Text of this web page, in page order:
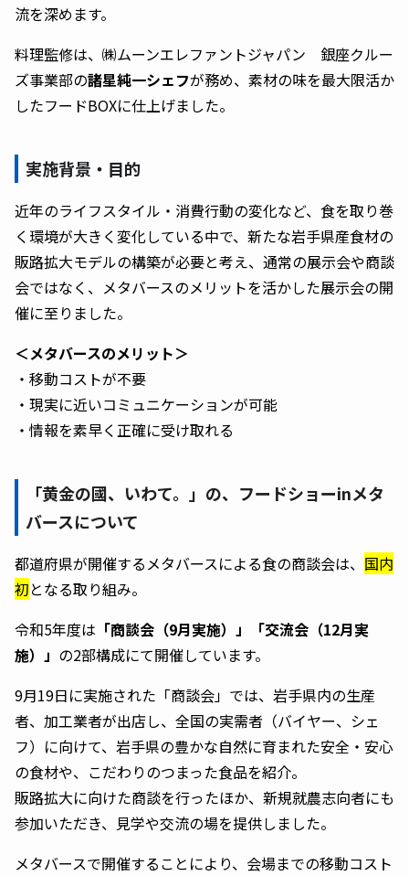
流を深めます。
料理監修は、㈱ムーンエレファントジャパン 銀座クルー
ズ事業部の諸星純一シェフが務め、素材の味を最大限活か
したフードBOXに仕上げました。
実施背景・目的
近年のライフスタイル・消費行動の変化など、食を取り巻
く環境が大きく変化している中で、新たな岩手県産食材の
販路拡大モデルの構築が必要と考え、通常の展示会や商談
会ではなく、メタバースのメリットを活かした展示会の開
催に至りました。
＜メタバースのメリット＞
・移動コストが不要
・現実に近いコミュニケーションが可能
・情報を素早く正確に受け取れる
「黄金の國、いわて。」の、フードショーinメタ
バースについて
都道府県が開催するメタバースによる食の商談会は、 国内
初となる取り組み。
令和5年度は 「商談会（9月実施）」「交流会（12月実
施）」 の2部構成にて開催しています。
9月19日に実施された「商談会」では、岩手県内の生産
者、加工業者が出店し、全国の実需者（バイヤー、シェ
フ）に向けて、岩手県の豊かな自然に育まれた安全・安心
の食材や、こだわりのつまった食品を紹介。
販路拡大に向けた商談を行ったほか、新規就農志向者にも
参加いただき、見学や交流の場を提供しました。
メタバースで開催することにより、会場までの移動コスト